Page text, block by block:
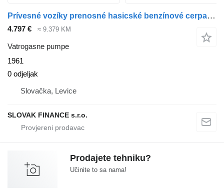
Prívesné vozíky prenosné hasicské benzínové cerpadlo + striekack
4.797 € ≈ 9.379 KM
Vatrogasne pumpe
1961
0 odjeljak
Slovačka, Levice
SLOVAK FINANCE s.r.o.
Prodajete tehniku?
Učinite to sa nama!